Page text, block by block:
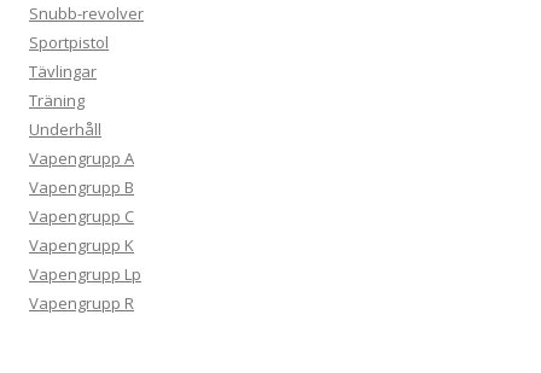
Snubb-revolver
Sportpistol
Tävlingar
Träning
Underhåll
Vapengrupp A
Vapengrupp B
Vapengrupp C
Vapengrupp K
Vapengrupp Lp
Vapengrupp R